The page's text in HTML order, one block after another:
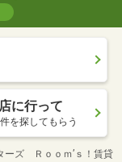
に行って
を探してもらう
ーズ Ｒｏｏｍ’ｓ！賃貸